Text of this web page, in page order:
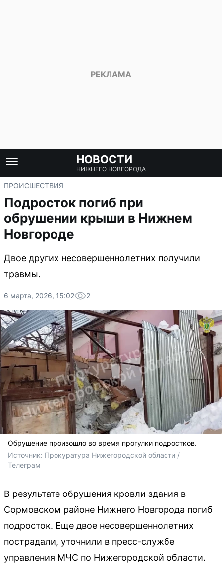
НОВОСТИ
НИЖНЕГО НОВГОРОДА
ПРОИСШЕСТВИЯ
Подросток погиб при
обрушении крыши в Нижнем
Новгороде
Двое других несовершеннолетних получили
травмы.
6 марта, 2026, 15:02 2
Обрушение произошло во время прогулки подростков.
Источник: Прокуратура Нижегородской области /
Телеграм
В результате обрушения кровли здания в
Сормовском районе Нижнего Новгорода погиб
подросток. Еще двое несовершеннолетних
пострадали, уточнили в пресс-службе
управления МЧС по Нижегородской области.